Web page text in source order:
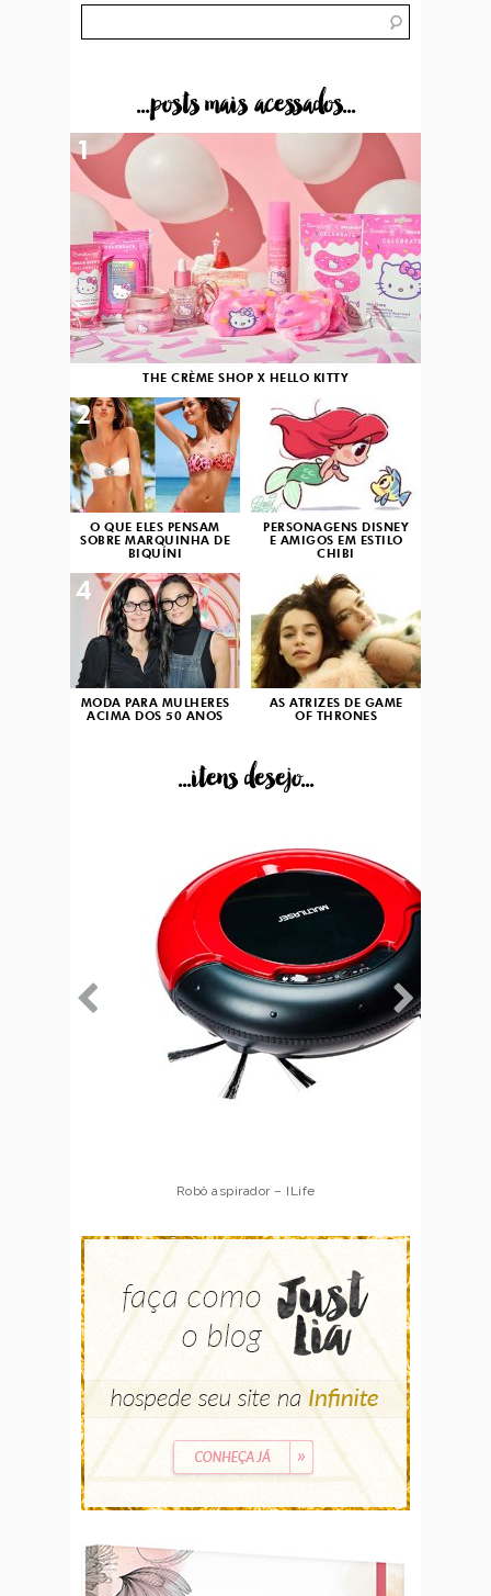
...posts mais acessados...
THE CRÈME SHOP X HELLO KITTY
1
O QUE ELES PENSAM
SOBRE MARQUINHA DE
BIQUÍNI
2
PERSONAGENS DISNEY
E AMIGOS EM ESTILO
CHIBI
3
MODA PARA MULHERES
ACIMA DOS 50 ANOS
4
AS ATRIZES DE GAME
OF THRONES
...itens desejo...
Robô aspirador – Multilaser